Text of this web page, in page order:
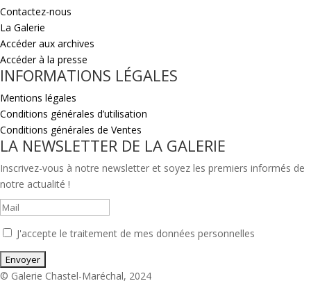
Contactez-nous
La Galerie
Accéder aux archives
Accéder à la presse
INFORMATIONS LÉGALES
Mentions légales
Conditions générales d’utilisation
Conditions générales de Ventes
LA NEWSLETTER DE LA GALERIE
Inscrivez-vous à notre newsletter et soyez les premiers informés de
notre actualité !
J'accepte le traitement de mes données personnelles
© Galerie Chastel-Maréchal, 2024